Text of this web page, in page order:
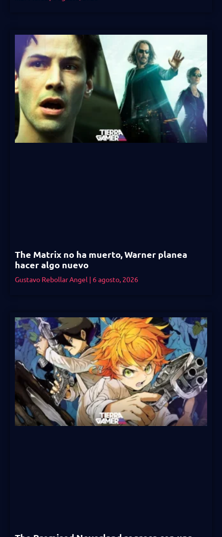
The Matrix no ha muerto, Warner planea
hacer algo nuevo
Gustavo Rebollar Angel 6 agosto, 2026